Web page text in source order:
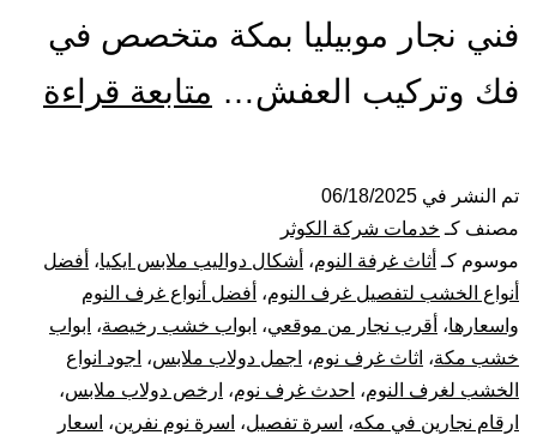
فني نجار موبيليا بمكة متخصص في
فك وتركيب العفش… متابعة قراءة
تم النشر في 06/18/2025
مصنف كـ خدمات شركة الكوثر
موسوم كـ أثاث غرفة النوم، أشكال دواليب ملابس ايكيا، أفضل
أنواع الخشب لتفصيل غرف النوم، أفضل أنواع غرف النوم
واسعارها، أقرب نجار من موقعي، ابواب خشب رخيصة، ابواب
خشب مكة، اثاث غرف نوم، اجمل دولاب ملابس، اجود انواع
الخشب لغرف النوم، احدث غرف نوم، ارخص دولاب ملابس،
ارقام نجارين في مكه، اسرة تفصيل، اسرة نوم نفرين، اسعار